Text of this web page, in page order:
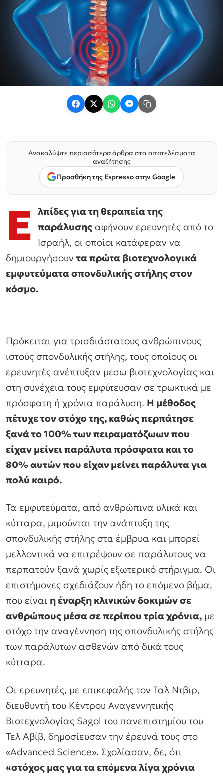
Ανακαλύψτε περισσότερα άρθρα στα αποτελέσματα
αναζήτησης
Προσθήκη της Espresso στην Google
Ε λπίδες για τη θεραπεία της
παράλυσης αφήνουν ερευνητές από το
Ισραήλ, οι οποίοι κατάφεραν να
δημιουργήσουν τα πρώτα βιοτεχνολογικά
εμφυτεύματα σπονδυλικής στήλης στον
κόσμο.
Πρόκειται για τρισδιάστατους ανθρώπινους
ιστούς σπονδυλικής στήλης, τους οποίους οι
ερευνητές ανέπτυξαν μέσω βιοτεχνολογίας και
στη συνέχεια τους εμφύτευσαν σε τρωκτικά με
πρόσφατη ή χρόνια παράλυση. Η μέθοδος
πέτυχε τον στόχο της, καθώς περπάτησε
ξανά το 100% των πειραματόζωων που
είχαν μείνει παράλυτα πρόσφατα και το
80% αυτών που είχαν μείνει παράλυτα για
πολύ καιρό.
Τα εμφυτεύματα, από ανθρώπινα υλικά και
κύτταρα, μιμούνται την ανάπτυξη της
σπονδυλικής στήλης στα έμβρυα και μπορεί
μελλοντικά να επιτρέψουν σε παράλυτους να
περπατούν ξανά χωρίς εξωτερικό στήριγμα. Οι
επιστήμονες σχεδιάζουν ήδη το επόμενο βήμα,
που είναι η έναρξη κλινικών δοκιμών σε
ανθρώπους μέσα σε περίπου τρία χρόνια, με
στόχο την αναγέννηση της σπονδυλικής στήλης
των παράλυτων ασθενών από δικά τους
κύτταρα.
Οι ερευνητές, με επικεφαλής τον Ταλ Ντβιρ,
διευθυντή του Κέντρου Αναγεννητικής
Βιοτεχνολογίας Sagol του πανεπιστημίου του
Τελ Αβίβ, δημοσίευσαν την έρευνά τους στο
«Advanced Science». Σχολίασαν, δε, ότι
«στόχος μας για τα επόμενα λίγα χρόνια